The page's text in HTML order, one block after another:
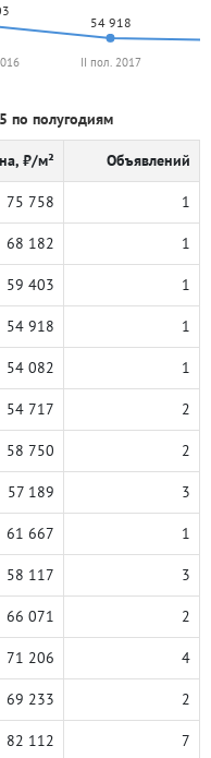
54 918
II пол. 2017
по полугодиям
₽/м² Объявлений
75 758 1
68 182 1
59 403 1
54 918 1
54 082 1
54 717 2
58 750 2
57 189 3
61 667 1
58 117 3
66 071 2
71 206 4
69 233 2
82 112 7